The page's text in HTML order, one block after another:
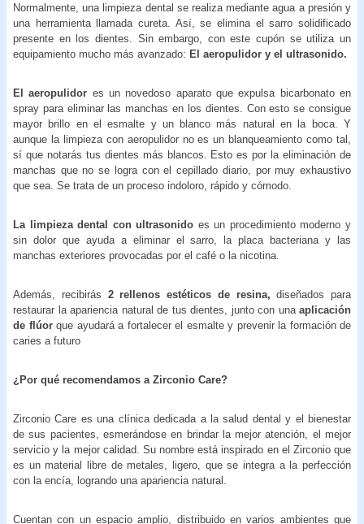
Normalmente, una limpieza dental se realiza mediante agua a presión y
una herramienta llamada cureta. Así, se elimina el sarro solidificado
presente en los dientes. Sin embargo, con este cupón se utiliza un
equipamiento mucho más avanzado: El aeropulidor y el ultrasonido.
El aeropulidor es un novedoso aparato que expulsa bicarbonato en
spray para eliminar las manchas en los dientes. Con esto se consigue
mayor brillo en el esmalte y un blanco más natural en la boca. Y
aunque la limpieza con aeropulidor no es un blanqueamiento como tal,
sí que notarás tus dientes más blancos. Esto es por la eliminación de
manchas que no se logra con el cepillado diario, por muy exhaustivo
que sea. Se trata de un proceso indoloro, rápido y cómodo.
La limpieza dental con ultrasonido es un procedimiento moderno y
sin dolor que ayuda a eliminar el sarro, la placa bacteriana y las
manchas exteriores provocadas por el café o la nicotina.
Además, recibirás 2 rellenos estéticos de resina, diseñados para
restaurar la apariencia natural de tus dientes, junto con una aplicación
de flúorque ayudará a fortalecer el esmalte y prevenir la formación de
caries a futuro
¿Por qué recomendamos a Zirconio Care?
Zirconio Care es una clínica dedicada a la salud dental y el bienestar
de sus pacientes, esmerándose en brindar la mejor atención, el mejor
servicio y la mejor calidad. Su nombre está inspirado en el Zirconio que
es un material libre de metales, ligero, que se integra a la perfección
con la encía, logrando una apariencia natural.
Cuentan con un espacio amplio, distribuido en varios ambientes que